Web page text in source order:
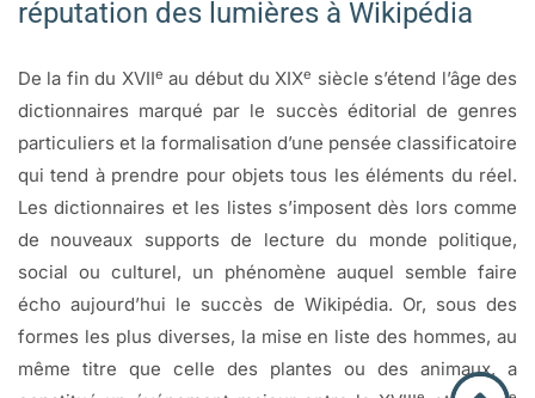
réputation des lumières à Wikipédia
De la fin du XVIIe au début du XIXe siècle s’étend l’âge des
dictionnaires marqué par le succès éditorial de genres
particuliers et la formalisation d’une pensée classificatoire
qui tend à prendre pour objets tous les éléments du réel.
Les dictionnaires et les listes s’imposent dès lors comme
de nouveaux supports de lecture du monde politique,
social ou culturel, un phénomène auquel semble faire
écho aujourd’hui le succès de Wikipédia. Or, sous des
formes les plus diverses, la mise en liste des hommes, au
même titre que celle des plantes ou des animaux, a